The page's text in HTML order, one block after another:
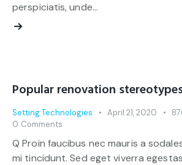
perspiciatis, unde…
Popular renovation
Setting Technologies April 21, 2020
0 Comments
Q Proin faucibus nec mauris a
mi tincidunt. Sed eget viverra